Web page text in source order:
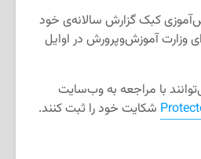
کبک گزارش سالانه‌ی خود
وزارت آموزش‌و‌پرورش در اوایل
با مراجعه به وب‌سایت
شکایت خود را ثبت کنند.